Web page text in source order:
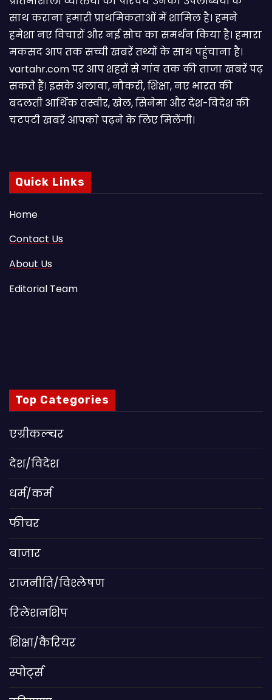
साथ कराना हमारी प्राथमिकताओं में शामिल है। हमने
हमेशा नए विचारों और नई सोच का समर्थन किया है। हमारा
मकसद आप तक सच्ची खबरें तथ्यों के साथ पहुंचाना है।
vartahr.com पर आप शहरों से गांव तक की ताजा खबरें पढ़
सकते हैं। इसके अलावा, नौकरी, शिक्षा, नए भारत की
बदलती आर्थिक तस्वीर, खेल, सिनेमा और देश-विदेश की
चटपटी खबरें आपकाे पढ़ने के लिए मिलेंगी।
Quick Links
Home
Contact Us
About Us
Editorial Team
Top Categories
एग्रीकल्चर
देश/विदेश
धर्म/कर्म
फीचर
बाजार
राजनीति/विश्लेषण
रिलेशनशिप
शिक्षा/कैरियर
स्पोर्ट्स